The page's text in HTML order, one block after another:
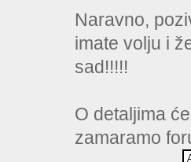
Naravno,
imate volju i
sad!!!!!
O detaljima
zamaramo